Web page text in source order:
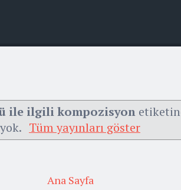
ile ilgili kompozisyon
yok. Tüm yayınları göster
Ana Sayfa